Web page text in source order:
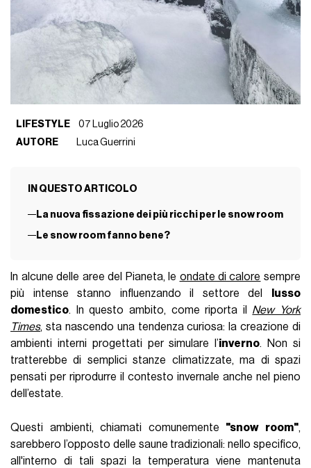
LIFESTYLE
07 Luglio 2026
AUTORE
Luca Guerrini
IN QUESTO ARTICOLO
La nuova fissazione dei più ricchi per le snow room
Le snow room fanno bene?
In alcune delle aree del Pianeta, le ondate di calore sempre
più intense stanno influenzando il settore del
lusso
domestico. In questo ambito, come riporta il New York
Times, sta nascendo una tendenza curiosa: la creazione di
ambienti interni progettati per simulare l’inverno. Non si
tratterebbe di semplici stanze climatizzate, ma di spazi
pensati per riprodurre il contesto invernale anche nel pieno
dell’estate.
Questi ambienti, chiamati comunemente "snow room",
sarebbero l’opposto delle saune tradizionali: nello specifico,
all'interno di tali spazi la temperatura viene mantenuta